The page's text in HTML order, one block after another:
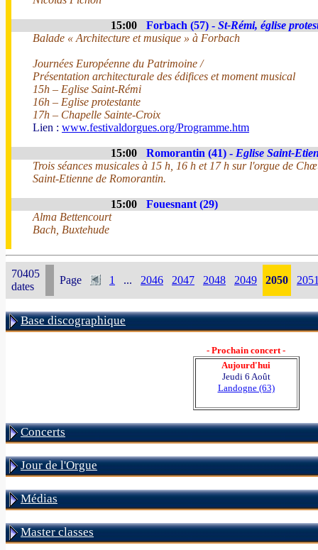
15:00 Forbach (57) - St-Rémi, église
Balade « Architecture et musique » à Forbach
Journées Européenne du Patrimoine /
Présentation architecturale des édifices et moment musical
15h – Eglise Saint-Rémi
16h – Eglise protestante
17h – Chapelle Sainte-Croix
Lien : www.festivaldorgues.org/Programme.htm
15:00 Romorantin (41) - Eglise Saint-
Trois séances musicales à 15 h, 16 h et 17 h sur l'orgue de
Saint-Etienne de Romorantin.
15:00
Fouesnant (29)
Alma Bettencourt
Bach, Buxtehude
70405
dates
Page 1 ... 2046 2047 2048 2049 2050
Base discographique
- Prochain concert -
Aujourd'hui
Jeudi 6 Août
Landogne (63)
Concerts
Jour de l'Orgue
Médias
Master classes